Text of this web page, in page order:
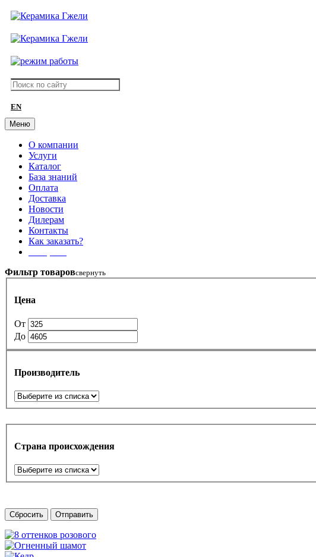
EN
Меню
О компании
Услуги
Каталог
База знаний
Оплата
Доставка
Новости
Дилерам
Контакты
Как заказать?
Фильтр товаровсвернуть
Цена
От
До
Производитель
Страна происхождения
Сбросить Отправить